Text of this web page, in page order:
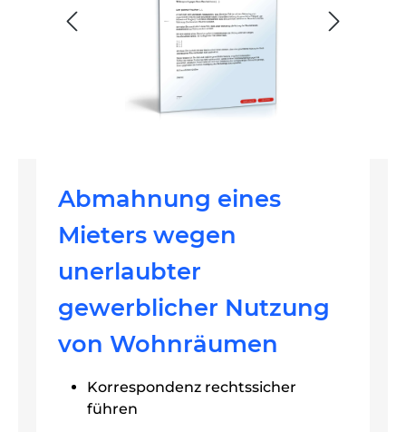
Abmahnung eines
Mieters wegen
unerlaubter
gewerblicher Nutzung
von Wohnräumen
Korrespondenz rechtssicher
führen